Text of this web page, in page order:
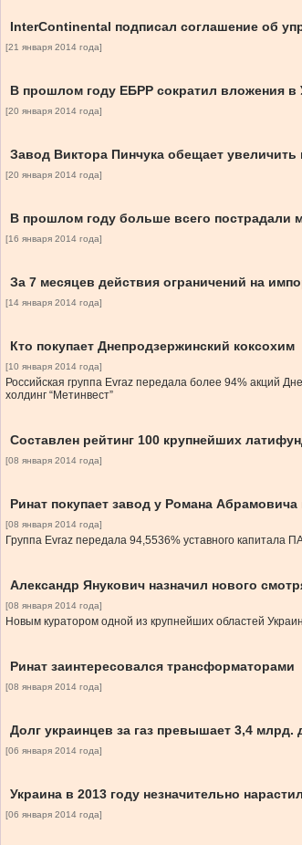
InterContinental подписал соглашение об
[21 января 2014 года]
В прошлом году ЕБРР сократил вложения в
[20 января 2014 года]
Завод Виктора Пинчука обещает
[20 января 2014 года]
В прошлом году больше всего пострадали
[16 января 2014 года]
За 7 месяцев действия ограничений на
[14 января 2014 года]
Кто покупает Днепродзержинский коксохим
[10 января 2014 года]
Российская группа Evraz передала более 94% акций
холдинг “Метинвест”
Составлен рейтинг 100 крупнейших
[08 января 2014 года]
Ринат покупает завод у Романа
[08 января 2014 года]
Группа Evraz передала 94,5536% уставного капитала
Александр Янукович назначил нового
[08 января 2014 года]
Новым куратором одной из крупнейших областей
Ринат заинтересовался трансформаторами
[08 января 2014 года]
Долг украинцев за газ превышает 3,4 млрд.
[06 января 2014 года]
Украина в 2013 году незначительно
[06 января 2014 года]